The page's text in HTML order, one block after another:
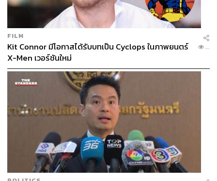
FILM
Kit Connor มีโอกาสได้รับบทเป็น Cyclops ในภาพยนตร์
X-Men เวอร์ชันใหม่
...